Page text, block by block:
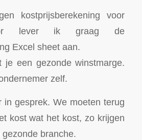
kostprijsberekening voor
lever ik graag de
Excel sheet aan.
je een gezonde winstmarge.
zelf.
in gesprek. We moeten terug
kost wat het kost, zo krijgen
branche.